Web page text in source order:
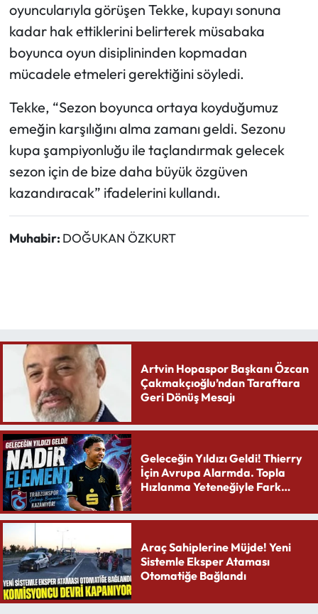
oyuncularıyla görüşen Tekke, kupayı sonuna
kadar hak ettiklerini belirterek müsabaka
boyunca oyun disiplininden kopmadan
mücadele etmeleri gerektiğini söyledi.
Tekke, “Sezon boyunca ortaya koyduğumuz
emeğin karşılığını alma zamanı geldi. Sezonu
kupa şampiyonluğu ile taçlandırmak gelecek
sezon için de bize daha büyük özgüven
kazandıracak” ifadelerini kullandı.
Muhabir: DOĞUKAN ÖZKURT
Artvin Hopaspor Başkanı Özcan
Çakmakçıoğlu’ndan Taraftara
Geri Dönüş Mesajı
Geleceğin Yıldızı Geldi! Thierry
İçin Avrupa Alarmda. Topla
Hızlanma Yeteneğiyle Fark
Araç Sahiplerine Müjde! Yeni
Sistemle Eksper Ataması
Otomatiğe Bağlandı